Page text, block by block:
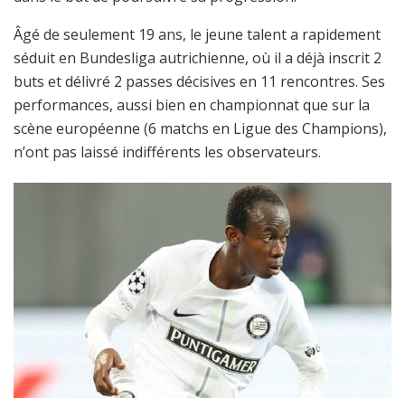
Âgé de seulement 19 ans, le jeune talent a rapidement
séduit en Bundesliga autrichienne, où il a déjà inscrit 2
buts et délivré 2 passes décisives en 11 rencontres. Ses
performances, aussi bien en championnat que sur la
scène européenne (6 matchs en Ligue des Champions),
n’ont pas laissé indifférents les observateurs.